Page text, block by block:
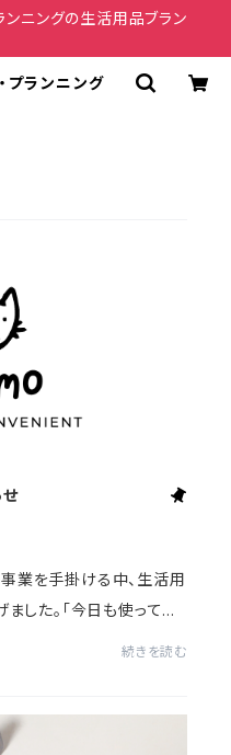
ニングの生活用品ブラン
プランニング
業を手掛ける中、生活用
した。「今日も使ってみ
続きを読む